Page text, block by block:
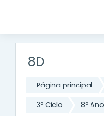
8D
Página principal
3º Ciclo 8º Ano